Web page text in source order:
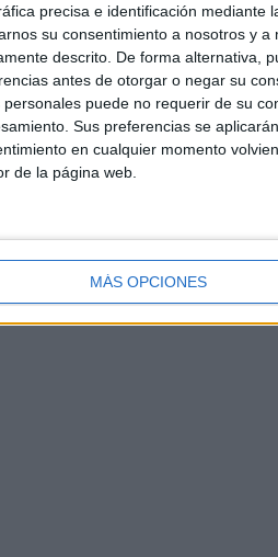
precisa e identificación mediante
su consentimiento a nosotros y
descrito. De forma alternativa,
antes de otorgar o negar su
personales puede no requerir de su
Sus preferencias se
en cualquier momento
de la página web.
MÁS OPCIONES